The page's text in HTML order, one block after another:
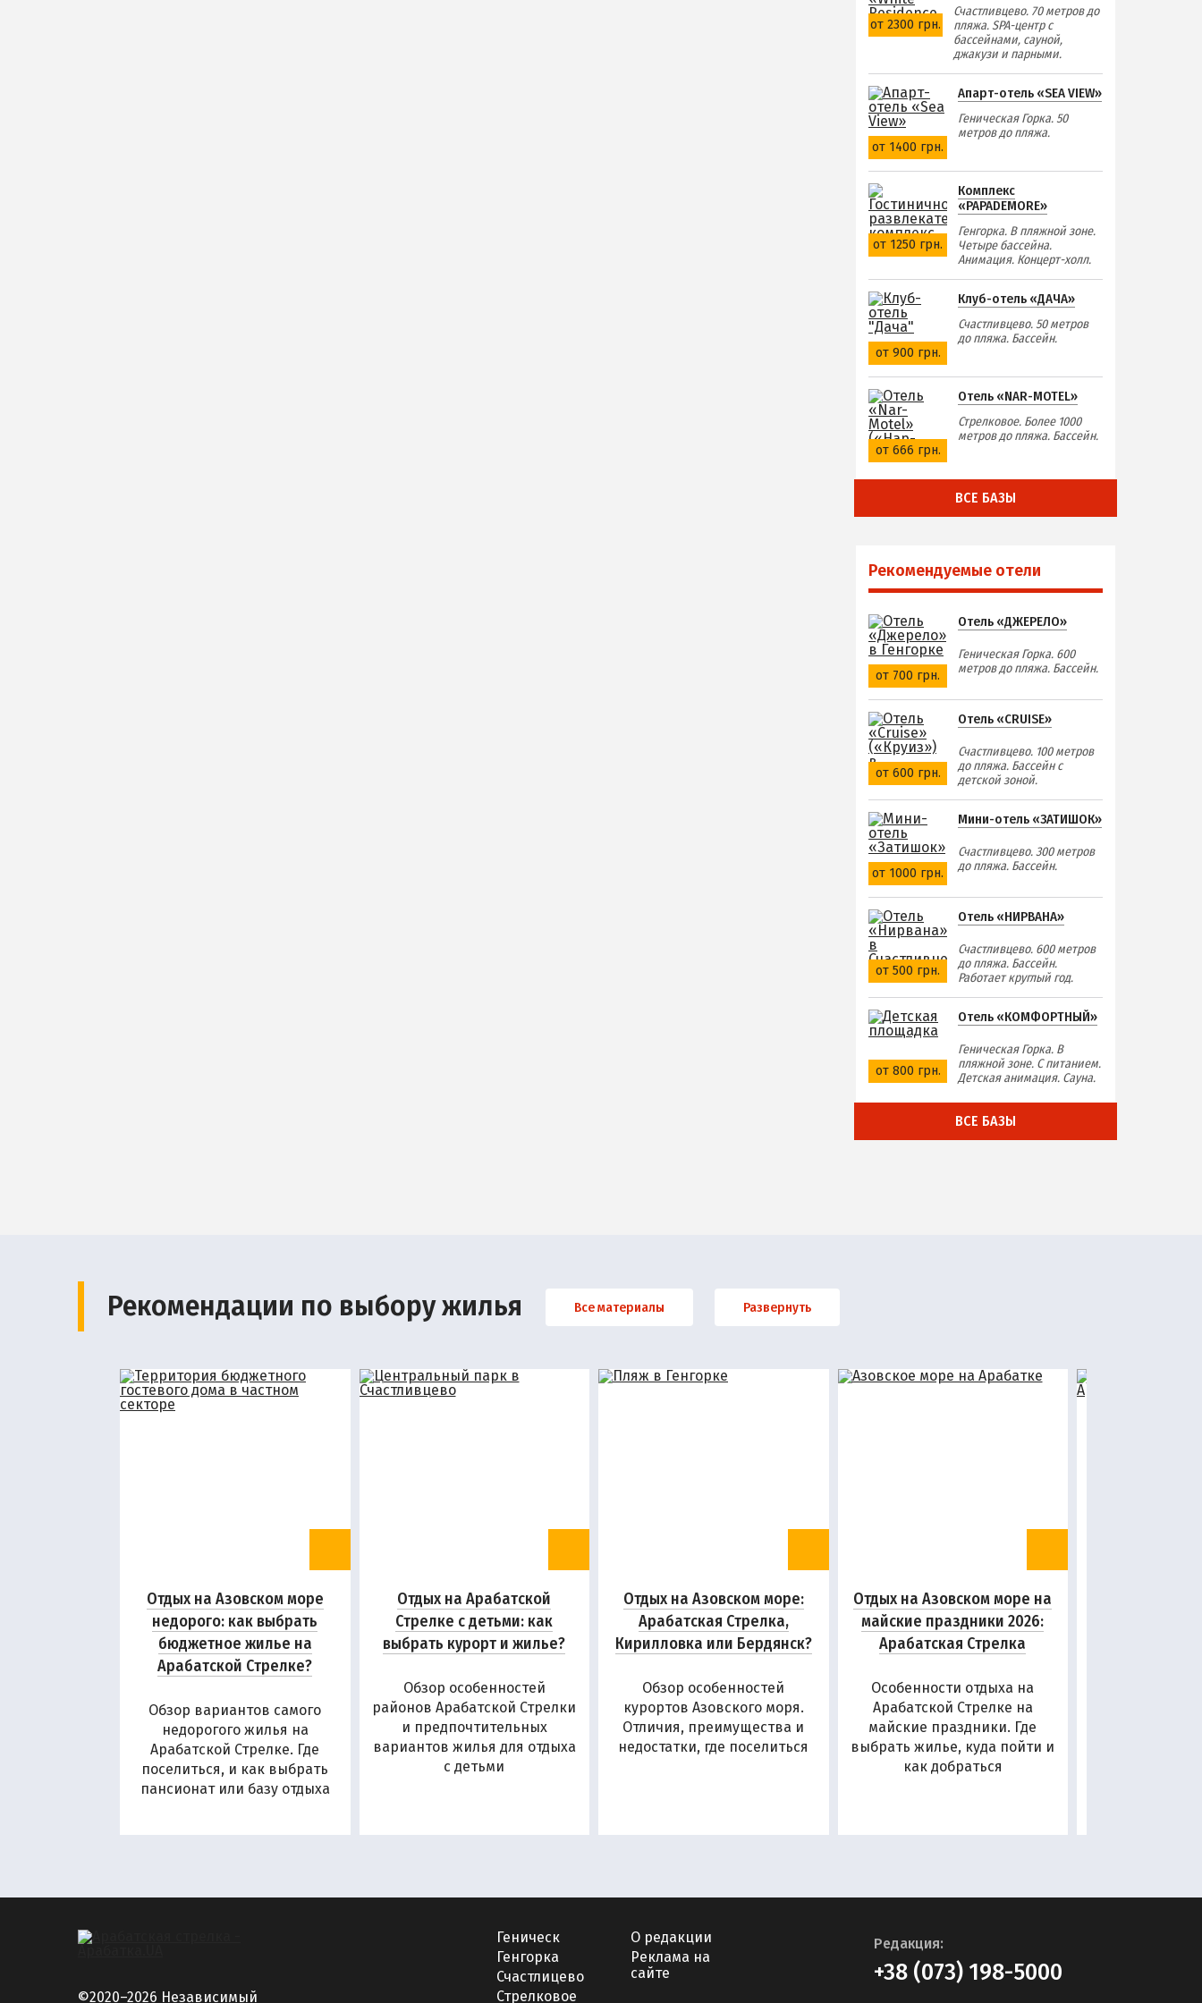
от 2300 грн.
Счастливцево. 70 метров до
пляжа. SPA-центр с
бассейнами, сауной,
джакузи и парными.
от 1400 грн.
Апарт-отель «SEA VIEW»
Геническая Горка. 50
метров до пляжа.
от 1250 грн.
Комплекс
«PAPADEMORE»
Генгорка. В пляжной зоне.
Четыре бассейна.
Анимация. Концерт-холл.
от 900 грн.
Клуб-отель «ДАЧА»
Счастливцево. 50 метров
до пляжа. Бассейн.
от 666 грн.
Отель «NAR-MOTEL»
Стрелковое. Более 1000
метров до пляжа. Бассейн.
ВСЕ БАЗЫ
Рекомендуемые отели
от 700 грн.
Отель «ДЖЕРЕЛО»
Геническая Горка. 600
метров до пляжа. Бассейн.
от 600 грн.
Отель «CRUISE»
Счастливцево. 100 метров
до пляжа. Бассейн с
детской зоной.
от 1000 грн.
Мини-отель «ЗАТИШОК»
Счастливцево. 300 метров
до пляжа. Бассейн.
от 500 грн.
Отель «НИРВАНА»
Счастливцево. 600 метров
до пляжа. Бассейн.
Работает круглый год.
от 800 грн.
Отель «КОМФОРТНЫЙ»
Геническая Горка. В
пляжной зоне. С питанием.
Детская анимация. Сауна.
ВСЕ БАЗЫ
Рекомендации по выбору жилья Все материалы Развернуть
Отдых на Азовском море
недорого: как выбрать
бюджетное жилье на
Арабатской Стрелке?
Обзор вариантов самого
недорогого жилья на
Арабатской Стрелке. Где
поселиться, и как выбрать
пансионат или базу отдыха
Отдых на Арабатской
Стрелке с детьми: как
выбрать курорт и жилье?
Обзор особенностей
районов Арабатской Стрелки
и предпочтительных
вариантов жилья для отдыха
с детьми
Отдых на Азовском море:
Арабатская Стрелка,
Кирилловка или Бердянск?
Обзор особенностей
курортов Азовского моря.
Отличия, преимущества и
недостатки, где поселиться
Отдых на Азовском море на
майские праздники 2026:
Арабатская Стрелка
Особенности отдыха на
Арабатской Стрелке на
майские праздники. Где
выбрать жилье, куда пойти и
как добраться
©2020–2026 Независимый
Геническ
Генгорка
Счастлицево
Стрелковое
О редакции
Реклама на
сайте
Редакция:
+38 (073) 198-5000